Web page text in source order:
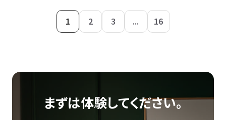
1 2 3 ... 16
まずは体験してください。